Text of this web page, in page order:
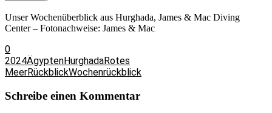
Unser Wochenüberblick aus Hurghada, James & Mac Diving
Center – Fotonachweise: James & Mac
0
2024ÄgyptenHurghadaRotes
MeerRückblickWochenrückblick
Schreibe einen Kommentar